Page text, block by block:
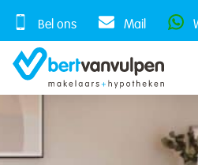
content
Bel ons Mail